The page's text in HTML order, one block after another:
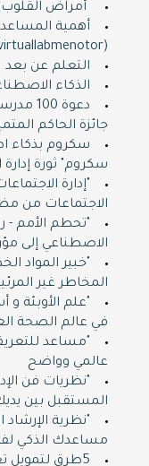
أمراض
أهمية المساعد
(virtuallabmenotor)
التعلم عن بعد
الذكاء
دعوة
جائزة الحاكم
سكروم بذكاء
سكروم" ثورة إدارة
"إدارة
الاجتماعات من
"تحطم الأمم -
الاصطناعي إلى
"خبير المواد
المخاطر غير
"علم الأوبئة
في عالم الصحة
"مساعد
عالمي وواضح
"نظريات فن
المستقبل بين
مساعدك الذكي
5طرق لتمويل تعليم طفلك الجامعي